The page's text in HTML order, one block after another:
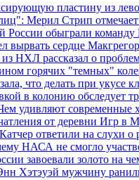
пластину из
Мерил Стрип
России обыграли
вырвать сердце
НХЛ рассказал о
горячих "темных"
что делать при укусе
в колонию обследует
удивляют современные
от деревни Игр в
ответили на слухи о
НАСА не смогло
завоевали золото на
Хэтэуэй мужчину